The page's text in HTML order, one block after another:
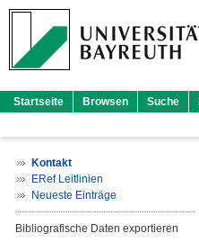
Startseite Browsen Suche
Kontakt
ERef Leitlinien
Neueste Einträge
Bibliografische Daten exportieren